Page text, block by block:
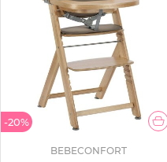
-20%
BEBECONFORT